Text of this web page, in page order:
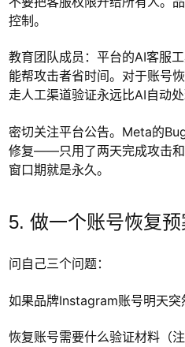
控制。
教育团队成员：平台的AI客服
能帮攻击者省时间。对于账号
走人工渠道验证永远比AI自动处
密切关注平台公告。Meta的
修复——只用了两天完成攻击
窗口期就是永久。
5. 做一个账号恢复预
问自己三个问题：
如果品牌Instagram账号明天突
恢复账号需要什么验证材料（